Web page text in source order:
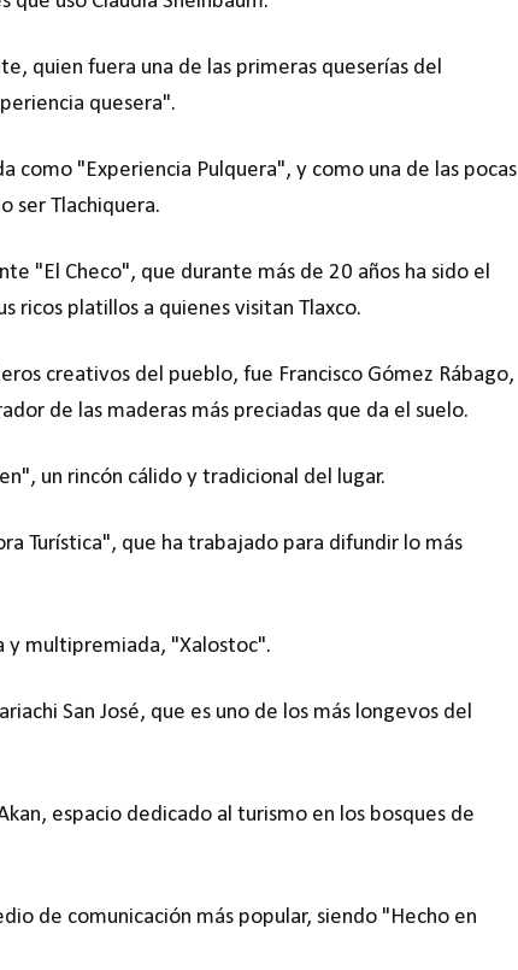
quien fuera una de las primeras queserías del
quesera".
como "Experiencia Pulquera", y como una de las pocas
ser Tlachiquera.
"El Checo", que durante más de 20 años ha sido el
ricos platillos a quienes visitan Tlaxco.
creativos del pueblo, fue Francisco Gómez Rábago,
de las maderas más preciadas que da el suelo.
un rincón cálido y tradicional del lugar.
Turística", que ha trabajado para difundir lo más
y multipremiada, "Xalostoc".
San José, que es uno de los más longevos del
espacio dedicado al turismo en los bosques de
de comunicación más popular, siendo "Hecho en